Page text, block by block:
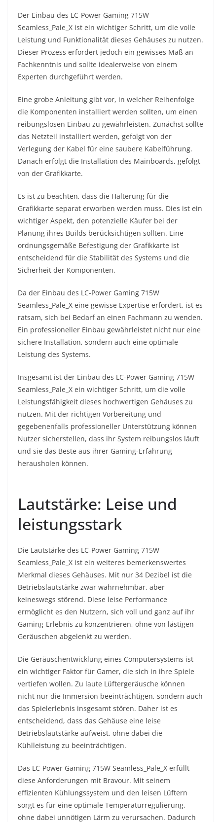
Der Einbau des LC-Power Gaming 715W
Seamless_Pale_X ist ein wichtiger Schritt, um die volle
Leistung und Funktionalität dieses Gehäuses zu nutzen.
Dieser Prozess erfordert jedoch ein gewisses Maß an
Fachkenntnis und sollte idealerweise von einem
Experten durchgeführt werden.
Eine grobe Anleitung gibt vor, in welcher Reihenfolge
die Komponenten installiert werden sollten, um einen
reibungslosen Einbau zu gewährleisten. Zunächst sollte
das Netzteil installiert werden, gefolgt von der
Verlegung der Kabel für eine saubere Kabelführung.
Danach erfolgt die Installation des Mainboards, gefolgt
von der Grafikkarte.
Es ist zu beachten, dass die Halterung für die
Grafikkarte separat erworben werden muss. Dies ist ein
wichtiger Aspekt, den potenzielle Käufer bei der
Planung ihres Builds berücksichtigen sollten. Eine
ordnungsgemäße Befestigung der Grafikkarte ist
entscheidend für die Stabilität des Systems und die
Sicherheit der Komponenten.
Da der Einbau des LC-Power Gaming 715W
Seamless_Pale_X eine gewisse Expertise erfordert, ist es
ratsam, sich bei Bedarf an einen Fachmann zu wenden.
Ein professioneller Einbau gewährleistet nicht nur eine
sichere Installation, sondern auch eine optimale
Leistung des Systems.
Insgesamt ist der Einbau des LC-Power Gaming 715W
Seamless_Pale_X ein wichtiger Schritt, um die volle
Leistungsfähigkeit dieses hochwertigen Gehäuses zu
nutzen. Mit der richtigen Vorbereitung und
gegebenenfalls professioneller Unterstützung können
Nutzer sicherstellen, dass ihr System reibungslos läuft
und sie das Beste aus ihrer Gaming-Erfahrung
herausholen können.
Lautstärke: Leise und
leistungsstark
Die Lautstärke des LC-Power Gaming 715W
Seamless_Pale_X ist ein weiteres bemerkenswertes
Merkmal dieses Gehäuses. Mit nur 34 Dezibel ist die
Betriebslautstärke zwar wahrnehmbar, aber
keineswegs störend. Diese leise Performance
ermöglicht es den Nutzern, sich voll und ganz auf ihr
Gaming-Erlebnis zu konzentrieren, ohne von lästigen
Geräuschen abgelenkt zu werden.
Die Geräuschentwicklung eines Computersystems ist
ein wichtiger Faktor für Gamer, die sich in ihre Spiele
vertiefen wollen. Zu laute Lüftergeräusche können
nicht nur die Immersion beeinträchtigen, sondern auch
das Spielerlebnis insgesamt stören. Daher ist es
entscheidend, dass das Gehäuse eine leise
Betriebslautstärke aufweist, ohne dabei die
Kühlleistung zu beeinträchtigen.
Das LC-Power Gaming 715W Seamless_Pale_X erfüllt
diese Anforderungen mit Bravour. Mit seinem
effizienten Kühlungssystem und den leisen Lüftern
sorgt es für eine optimale Temperaturregulierung,
ohne dabei unnötigen Lärm zu verursachen. Dadurch